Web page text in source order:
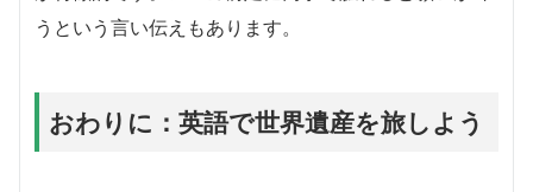
うという言い伝えもあります。
おわりに：英語で世界遺産を旅しよう